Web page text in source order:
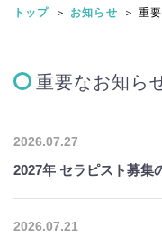
トップ お知らせ 重
重要なお知ら
2026.07.27
2027年 セラピスト募集
2026.07.21